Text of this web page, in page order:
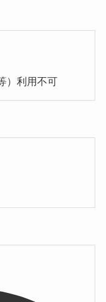
）利用不可